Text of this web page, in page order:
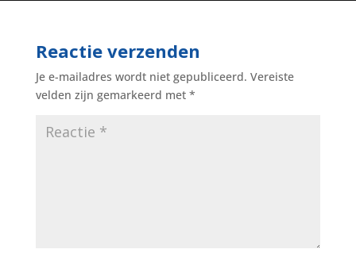
Reactie verzenden
Je e-mailadres wordt niet gepubliceerd. Vereiste
velden zijn gemarkeerd met *